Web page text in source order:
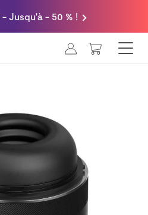
- Jusqu'à - 50 % !
MON